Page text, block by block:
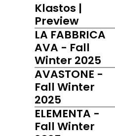
Klastos |
Preview
LA FABBRICA
AVA - Fall
Winter 2025
AVASTONE -
Fall Winter
2025
ELEMENTA -
Fall Winter